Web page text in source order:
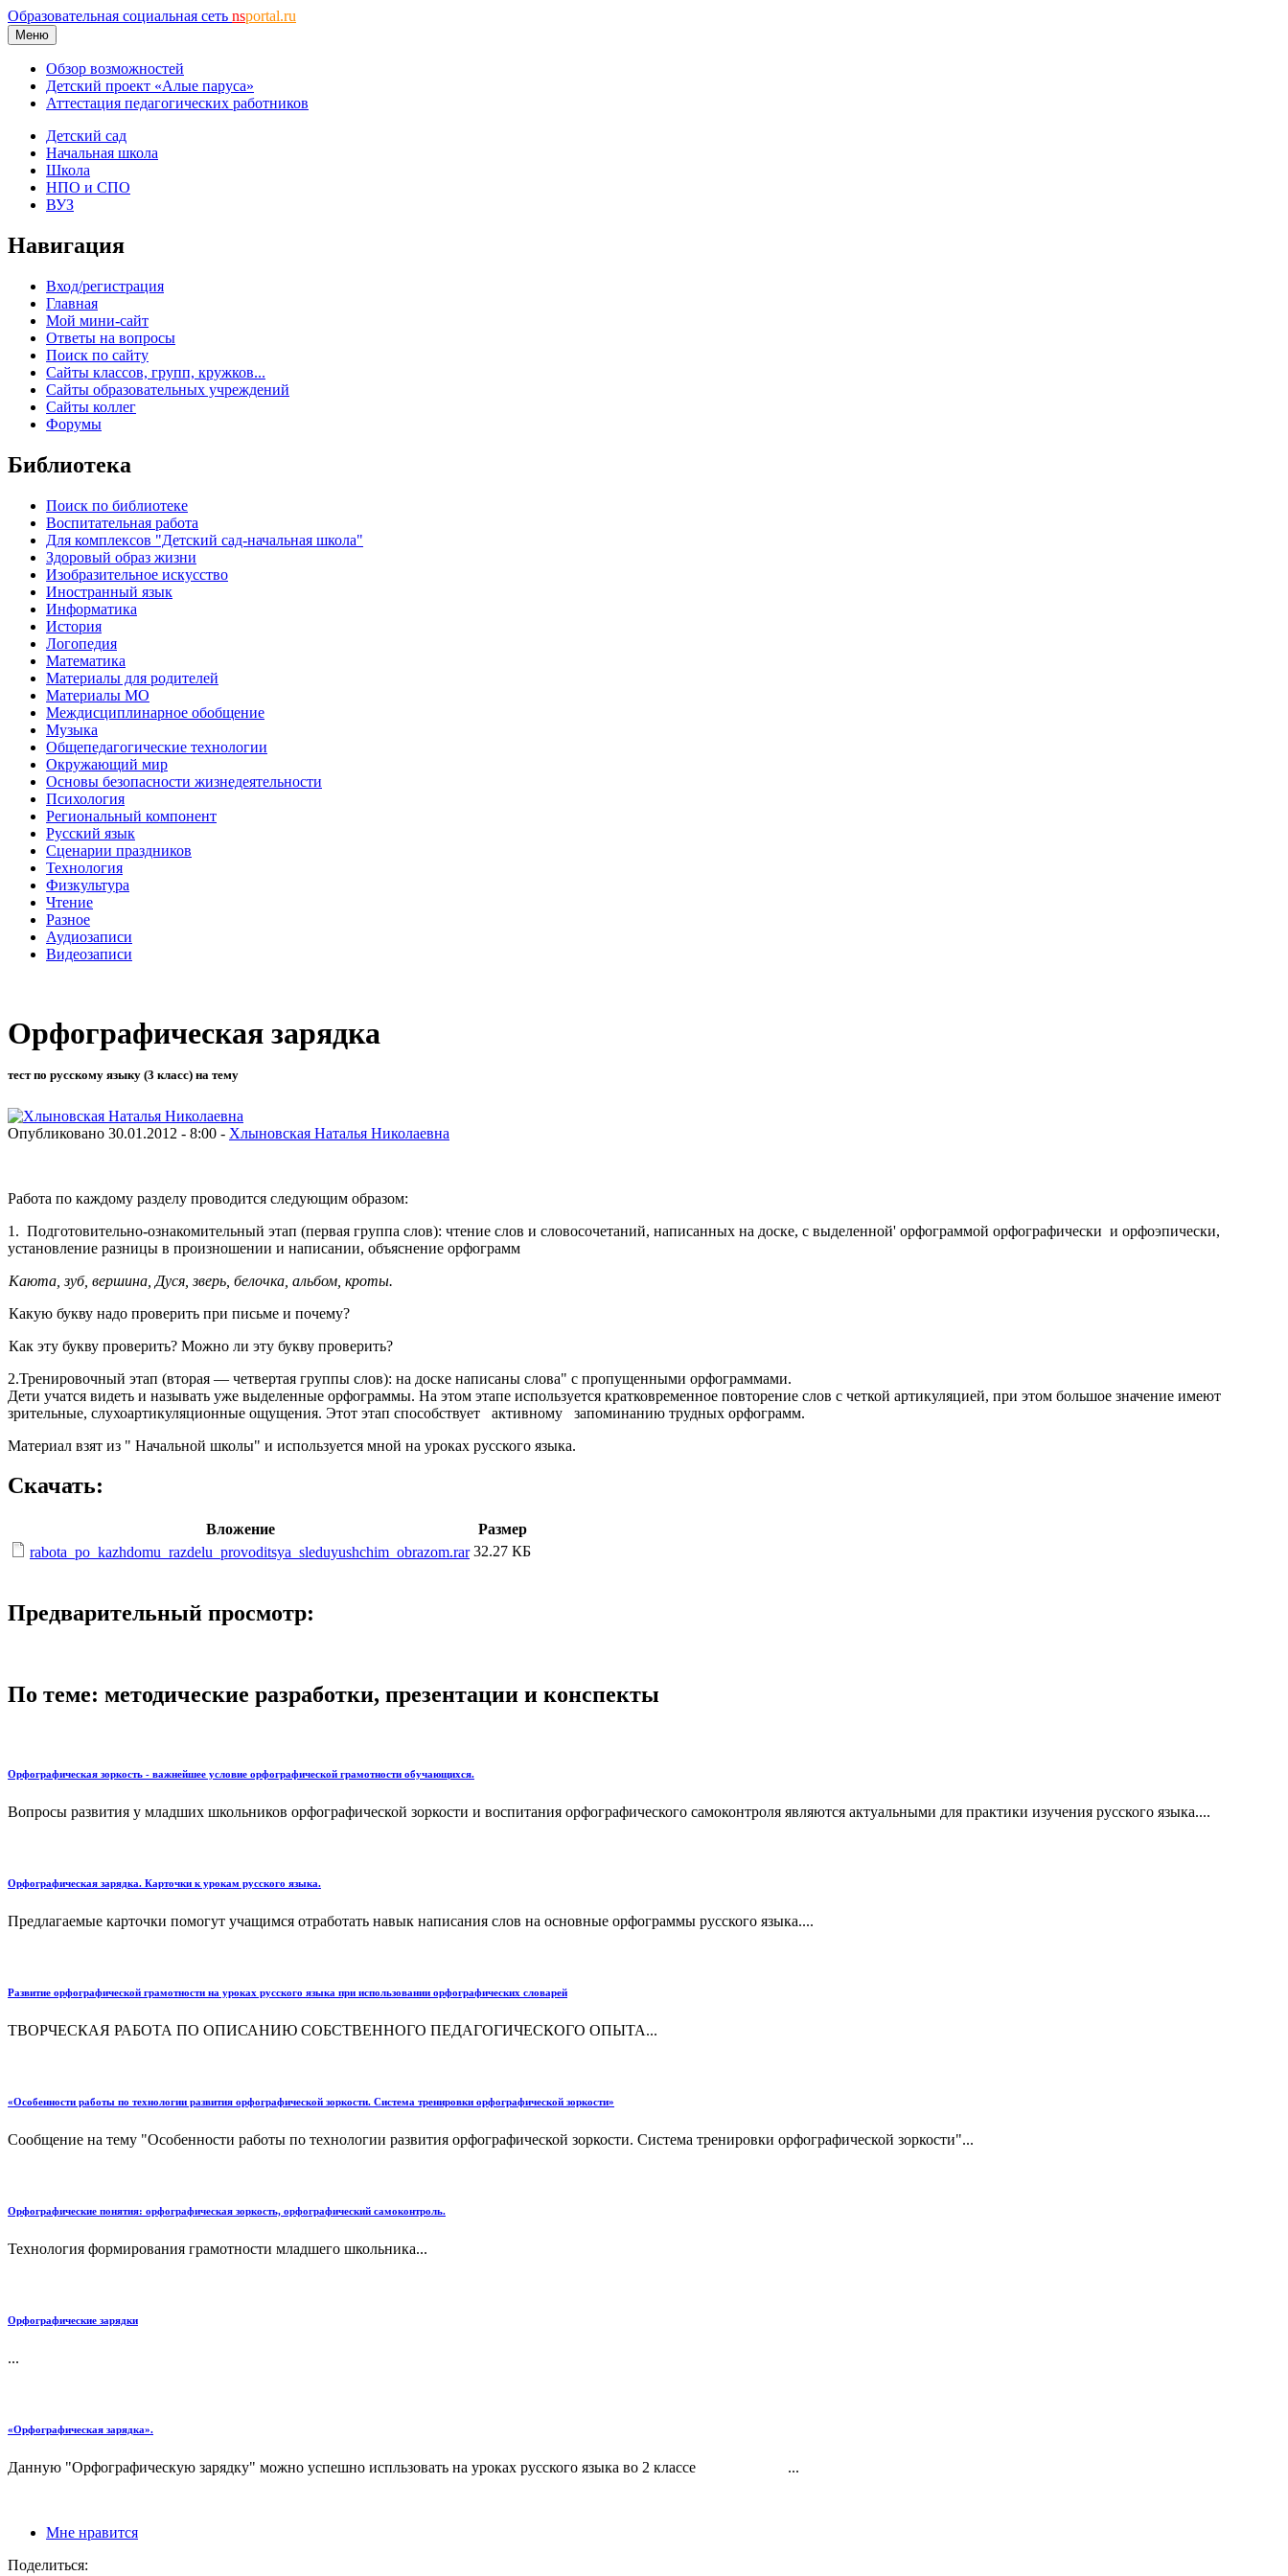
Образовательная социальная сеть nsportal.ru
Меню
Обзор возможностей
Детский проект «Алые паруса»
Аттестация педагогических работников
Детский сад
Начальная школа
Школа
НПО и СПО
ВУЗ
Навигация
Вход/регистрация
Главная
Мой мини-сайт
Ответы на вопросы
Поиск по сайту
Сайты классов, групп, кружков...
Сайты образовательных учреждений
Сайты коллег
Форумы
Библиотека
Поиск по библиотеке
Воспитательная работа
Для комплексов "Детский сад-начальная школа"
Здоровый образ жизни
Изобразительное искусство
Иностранный язык
Информатика
История
Логопедия
Математика
Материалы для родителей
Материалы МО
Междисциплинарное обобщение
Музыка
Общепедагогические технологии
Окружающий мир
Основы безопасности жизнедеятельности
Психология
Региональный компонент
Русский язык
Сценарии праздников
Технология
Физкультура
Чтение
Разное
Аудиозаписи
Видеозаписи
Орфографическая зарядка
тест по русскому языку (3 класс) на тему
Опубликовано 30.01.2012 - 8:00 - Хлыновская Наталья Николаевна
Работа по каждому разделу проводится следующим образом:
1. Подготовительно-ознакомительный этап (первая группа слов): чтение слов и словосочетаний, написанных на доске, с выделенной' орфограммой орфографически и орфоэпически,
установление разницы в произношении и написании, объяснение орфограмм
Каюта, зуб, вершина, Дуся, зверь, белоч­ка, альбом, кроты.
Какую букву надо проверить при пись­ме и почему?
Как эту букву проверить? Можно ли эту букву проверить?
2.Тренировочный этап (вторая — четвертая группы слов): на доске написаны слова" с пропущенными орфограммами.
Дети учатся видеть и называть уже выде­ленные орфограммы. На этом этапе ис­пользуется кратковременное повторение слов с четкой артикуляцией, при этом большое значение имеют
зрительные, слухоартикуляционные ощущения. Этот этап способствует активному запоминанию трудных орфограмм.
Материал взят из " Начальной школы" и используется мной на уроках русского языка.
Скачать:
Вложение
Размер
rabota_po_kazhdomu_razdelu_provoditsya_sleduyushchim_obrazom.rar 32.27 КБ
Предварительный просмотр:
По теме: методические разработки, презентации и конспекты
Орфографическая зоркость - важнейшее условие орфографической грамотности обучающихся.
Вопросы развития у младших школьников орфографической зоркости и воспитания орфографического самоконтроля являются актуальными для практики изучения русского языка....
Орфографическая зарядка. Карточки к урокам русского языка.
Предлагаемые карточки помогут учащимся отработать навык написания слов на основные орфограммы русского языка....
Развитие орфографической грамотности на уроках русского языка при использовании орфографических словарей
ТВОРЧЕСКАЯ РАБОТА ПО ОПИСАНИЮ СОБСТВЕННОГО ПЕДАГОГИЧЕСКОГО ОПЫТА...
«Особенности работы по технологии развития орфографической зоркости. Система тренировки орфографической зоркости»
Сообщение на тему "Особенности работы по технологии развития орфографической зоркости. Система тренировки орфографической зоркости"...
Орфографические понятия: орфографическая зоркость, орфографический самоконтроль.
Технология формирования грамотности младшего школьника...
Орфографические зарядки
...
«Орфографическая зарядка».
Данную "Орфографическую зарядку" можно успешно испльзовать на уроках русского языка во 2 классе ...
Мне нравится
Поделиться: